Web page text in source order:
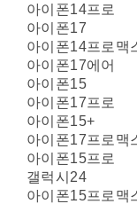
아이폰14프로
아이폰17
아이폰14프로맥
아이폰17에어
아이폰15
아이폰17프로
아이폰15+
아이폰17프로맥
아이폰15프로
갤럭시24
아이폰15프로맥